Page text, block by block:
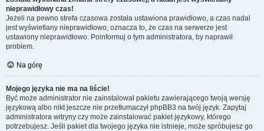
nieprawidłowy czas!
Jeżeli na pewno strefa czasowa została ustawiona prawidłowo, a czas nadal
jest wyświetlany nieprawidłowo, oznacza to, że czas na serwerze jest
ustawiony nieprawidłowo. Poinformuj o tym administratora, by naprawił
problem.
Na górę
Mojego języka nie ma na liście!
Być może administrator nie zainstalował pakietu zawierającego twoją wersję
językową albo nikt jeszcze nie przetłumaczył phpBB3 na twój język. Zapytaj
administratora witryny czy może zainstalować pakiet językowy, którego
potrzebujesz. Jeśli pakiet dla twojego języka nie istnieje, może spróbujesz go